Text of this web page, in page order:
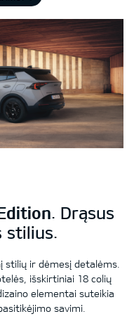
. Drąsus
stilius.
ir dėmesį detalėms.
išskirtiniai 18 colių
elementai suteikia
savimi.